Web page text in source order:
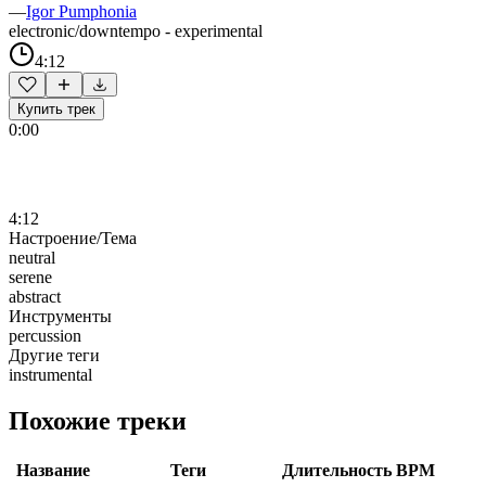
—Igor Pumphonia
electronic/downtempo - experimental
4:12
Купить трек
0:00
4:12
Настроение/Тема
neutral
serene
abstract
Инструменты
percussion
Другие теги
instrumental
Похожие треки
Название Теги Длительность BPM